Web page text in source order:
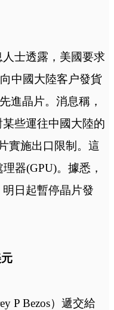
士透露，美國要求
中國大陸客户發貨
進晶片。消息稱，
些運往中國大陸的
實施出口限制。這
器(GPU)。據悉，
日起暫停晶片發
P Bezos）遞交給